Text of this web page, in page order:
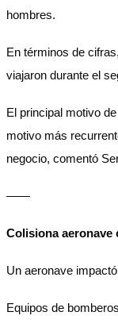
hombres.
En términos de
viajaron durante el
El principal motivo
motivo más
negocio, comentó
——
Colisiona aeronave
Un aeronave
Equipos de